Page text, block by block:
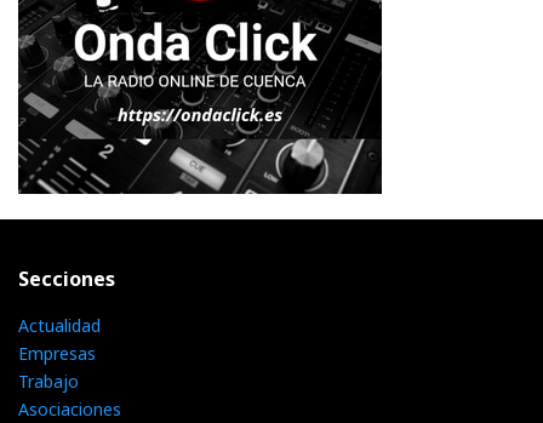
Secciones
Actualidad
Empresas
Trabajo
Asociaciones